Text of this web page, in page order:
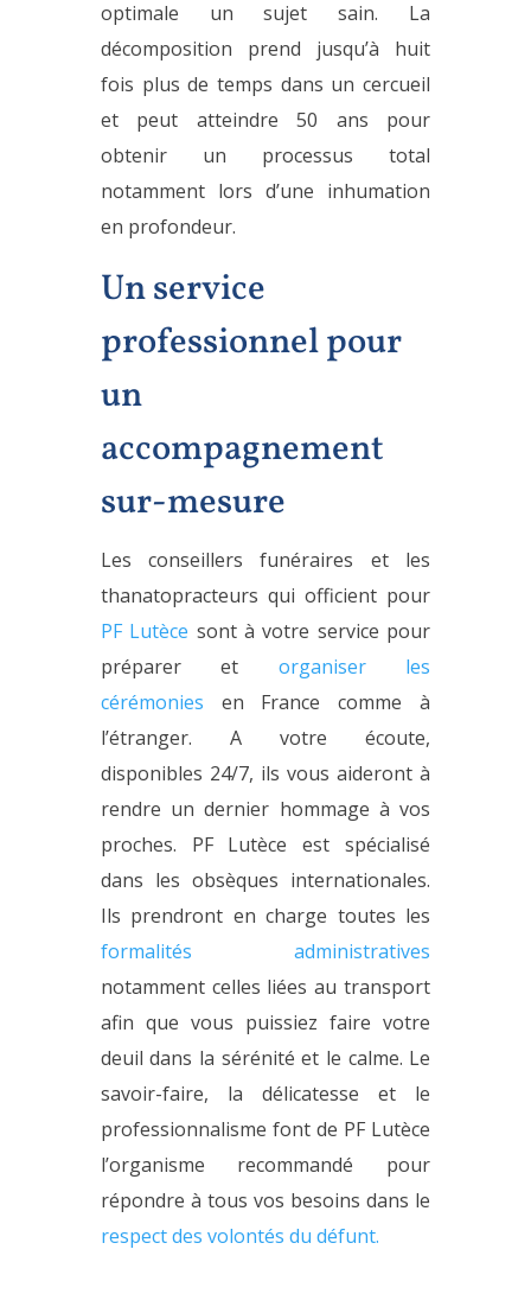
optimale un sujet sain. La
décomposition prend jusqu’à huit
fois plus de temps dans un cercueil
et peut atteindre 50 ans pour
obtenir un processus total
notamment lors d’une inhumation
en profondeur.
Un service
professionnel pour
un
accompagnement
sur-mesure
Les conseillers funéraires et les
thanatopracteurs qui officient pour
PF Lutèce sont à votre service pour
préparer et organiser les
cérémonies en France comme à
l’étranger. A votre écoute,
disponibles 24/7, ils vous aideront à
rendre un dernier hommage à vos
proches. PF Lutèce est spécialisé
dans les obsèques internationales.
Ils prendront en charge toutes les
formalités administratives
notamment celles liées au transport
afin que vous puissiez faire votre
deuil dans la sérénité et le calme. Le
savoir-faire, la délicatesse et le
professionnalisme font de PF Lutèce
l’organisme recommandé pour
répondre à tous vos besoins dans le
respect des volontés du défunt.